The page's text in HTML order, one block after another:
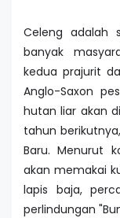
Celeng adalah
banyak
kedua prajurit
Anglo-Saxon
hutan liar akan
tahun
Baru. Menurut
akan memakai
lapis baja,
perlindungan